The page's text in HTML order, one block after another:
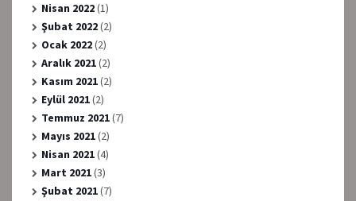
Nisan 2022(1)
Şubat 2022(2)
Ocak 2022(2)
Aralık 2021(2)
Kasım 2021(2)
Eylül 2021(2)
Temmuz 2021(7)
Mayıs 2021(2)
Nisan 2021(4)
Mart 2021(3)
Şubat 2021(7)